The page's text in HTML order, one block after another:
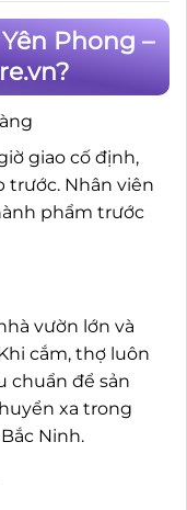
Phong –
giao cố định,
trước. Nhân viên
phẩm trước
vườn lớn và
cắm, thợ luôn
chuẩn để sản
xa trong
Ninh.